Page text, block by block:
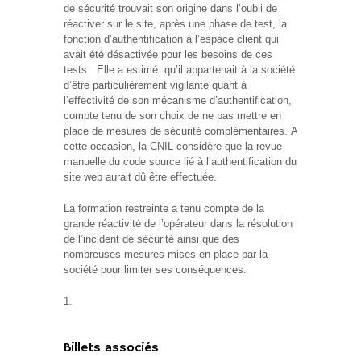
de sécurité trouvait son origine dans l’oubli de
réactiver sur le site, après une phase de test, la
fonction d’authentification à l’espace client qui
avait été désactivée pour les besoins de ces
tests. Elle a estimé qu’il appartenait à la société
d’être particulièrement vigilante quant à
l’effectivité de son mécanisme d’authentification,
compte tenu de son choix de ne pas mettre en
place de mesures de sécurité complémentaires. A
cette occasion, la CNIL considère que la revue
manuelle du code source lié à l’authentification du
site web aurait dû être effectuée.
La formation restreinte a tenu compte de la
grande réactivité de l’opérateur dans la résolution
de l’incident de sécurité ainsi que des
nombreuses mesures mises en place par la
société pour limiter ses conséquences.
Billets associés